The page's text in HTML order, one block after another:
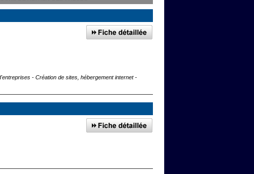
- Création de sites, hébergement internet -